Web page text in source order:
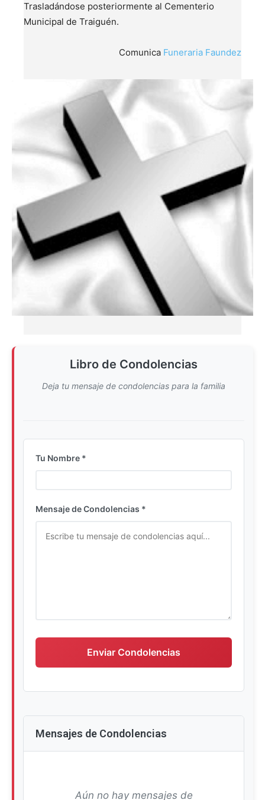
Trasladándose posteriormente al Cementerio
Municipal de Traiguén.
Comunica Funeraria Faundez
Libro de Condolencias
Deja tu mensaje de condolencias para la familia
Tu Nombre *
Mensaje de Condolencias *
Enviar Condolencias
Mensajes de Condolencias
Aún no hay mensajes de